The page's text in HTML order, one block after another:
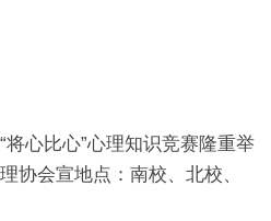
将心比心”心理知识竞赛隆重举
协会宣地点：南校、北校、